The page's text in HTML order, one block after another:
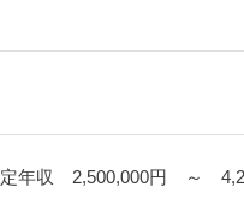
収 2,500,000円 ～